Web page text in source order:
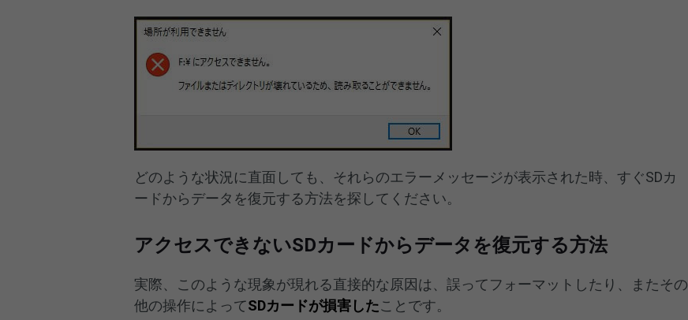
どのような状況に直面しても、それらのエラーメッセージが表示された時、すぐSDカ
ードからデータを復元する方法を探してください。
アクセスできないSDカードからデータを復元する方法
実際、このような現象が現れる直接的な原因は、誤ってフォーマットしたり、またその
他の操作によってSDカードが損害したことです。